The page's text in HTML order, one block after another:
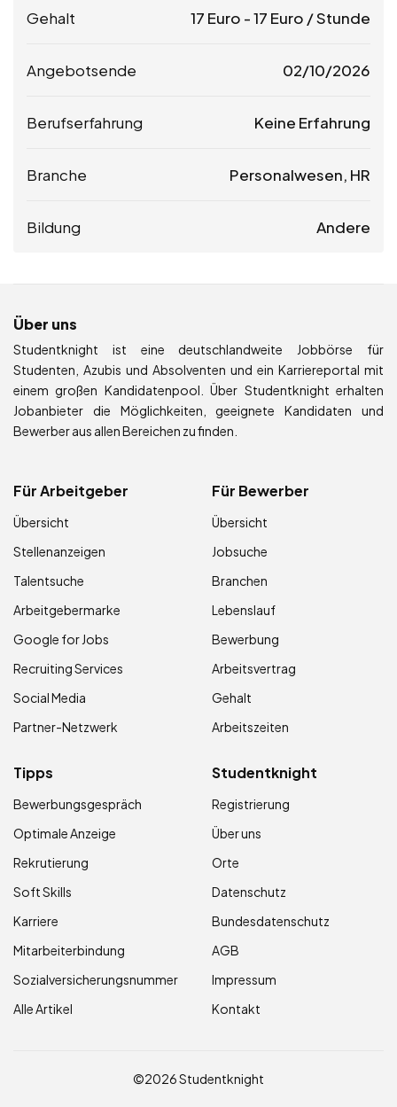
Gehalt 17 Euro -17 Euro / Stunde
Angebotsende 02/10/2026
Berufserfahrung Keine Erfahrung
Branche Personalwesen, HR
Bildung Andere
Über uns
Studentknight ist eine deutschlandweite Jobbörse für
Studenten, Azubis und Absolventen und ein Karriereportal mit
einem großen Kandidatenpool. Über Studentknight erhalten
Jobanbieter die Möglichkeiten, geeignete Kandidaten und
Bewerber aus allen Bereichen zu finden.
Für Arbeitgeber
Übersicht
Stellenanzeigen
Talentsuche
Arbeitgebermarke
Google for Jobs
Recruiting Services
Social Media
Partner-Netzwerk
Für Bewerber
Übersicht
Jobsuche
Branchen
Lebenslauf
Bewerbung
Arbeitsvertrag
Gehalt
Arbeitszeiten
Tipps
Bewerbungsgespräch
Optimale Anzeige
Rekrutierung
Soft Skills
Karriere
Mitarbeiterbindung
Sozialversicherungsnummer
Alle Artikel
Studentknight
Registrierung
Über uns
Orte
Datenschutz
Bundesdatenschutz
AGB
Impressum
Kontakt
©2026 Studentknight